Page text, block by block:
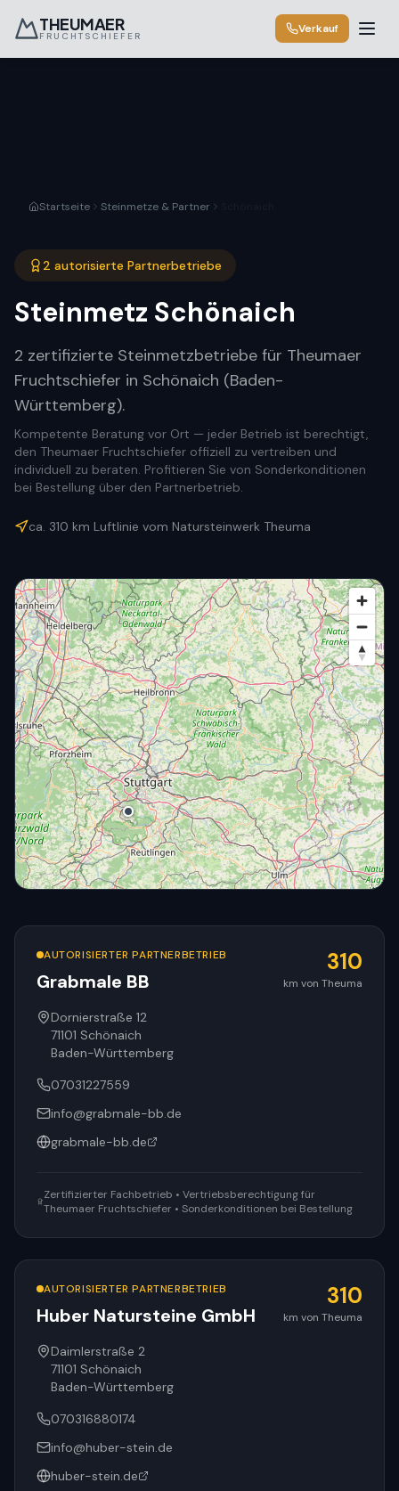
THEUMAER
FRUCHTSCHIEFER
Verkauf
Startseite Steinmetze & Partner
2 autorisierte Partnerbetriebe
Steinmetz Schönaich
2 zertifizierte Steinmetzbetriebe für Theumaer
Fruchtschiefer in Schönaich (Baden-
Württemberg).
Kompetente Beratung vor Ort — jeder Betrieb ist berechtigt,
den Theumaer Fruchtschiefer offiziell zu vertreiben und
individuell zu beraten. Profitieren Sie von Sonderkonditionen
bei Bestellung über den Partnerbetrieb.
ca. 310 km Luftlinie vom Natursteinwerk Theuma
AUTORISIERTER PARTNERBETRIEB
Grabmale BB
310
km von Theuma
Dornierstraße 12
71101 Schönaich
Baden-Württemberg
07031227559
info@grabmale-bb.de
grabmale-bb.de
Zertifizierter Fachbetrieb • Vertriebsberechtigung für
Theumaer Fruchtschiefer • Sonderkonditionen bei Bestellung
AUTORISIERTER PARTNERBETRIEB
Huber Natursteine GmbH
310
km von Theuma
Daimlerstraße 2
71101 Schönaich
Baden-Württemberg
070316880174
info@huber-stein.de
huber-stein.de